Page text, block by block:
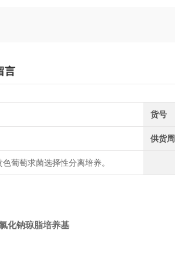
言
货号
供货
色葡萄求菌选择性分离培养。
化钠琼脂培养基